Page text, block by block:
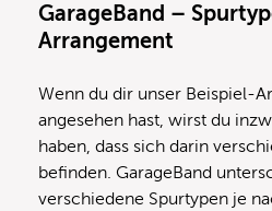
GarageBand –
Arrangement
Wenn du dir unser Beispiel-
angesehen hast, wirst du
haben, dass sich darin
befinden. GarageBand
verschiedene Spurtypen je